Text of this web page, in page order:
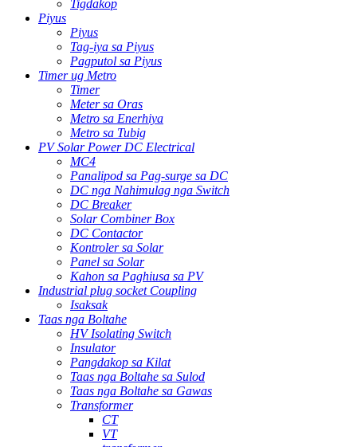
Tigdakop
Piyus
Piyus
Tag-iya sa Piyus
Pagputol sa Piyus
Timer ug Metro
Timer
Meter sa Oras
Metro sa Enerhiya
Metro sa Tubig
PV Solar Power DC Electrical
MC4
Panalipod sa Pag-surge sa DC
DC nga Nahimulag nga Switch
DC Breaker
Solar Combiner Box
DC Contactor
Kontroler sa Solar
Panel sa Solar
Kahon sa Paghiusa sa PV
Industrial plug socket Coupling
Isaksak
Taas nga Boltahe
HV Isolating Switch
Insulator
Pangdakop sa Kilat
Taas nga Boltahe sa Sulod
Taas nga Boltahe sa Gawas
Transformer
CT
VT